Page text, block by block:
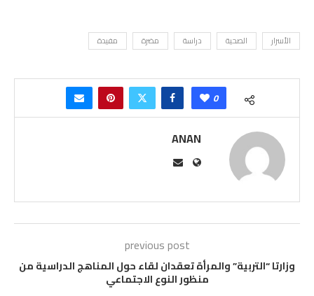
الأسرار الصحية دراسة مضرة مفيدة
0
ANAN
previous post
وزارتا “التربية” والمرأة تعقدان لقاء حول المناهج الدراسية من
منظور النوع الاجتماعي